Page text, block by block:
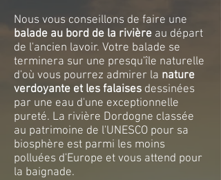
Nous vous conseillons de faire une
balade au bord de la rivière au départ
de l'ancien lavoir. Votre balade se
terminera sur une presqu'île naturelle
d'où vous pourrez admirer la nature
verdoyante et les falaises dessinées
par une eau d'une exceptionnelle
pureté. La rivière Dordogne classée
au patrimoine de l'UNESCO pour sa
biosphère est parmi les moins
polluées d'Europe et vous attend pour
la baignade.